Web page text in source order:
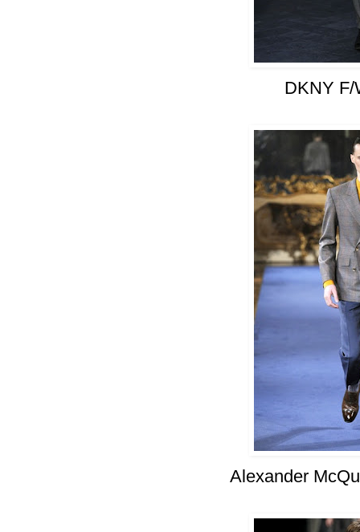
DKNY F/
Alexander